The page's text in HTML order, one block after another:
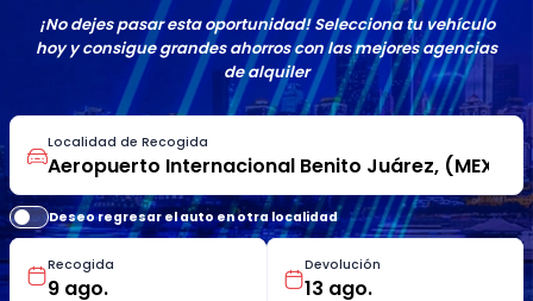
¡No dejes pasar esta oportunidad! Selecciona tu vehículo
hoy y consigue grandes ahorros con las mejores agencias
de alquiler
Localidad de Recogida
Deseo regresar el auto en otra localidad
Recogida Devolución